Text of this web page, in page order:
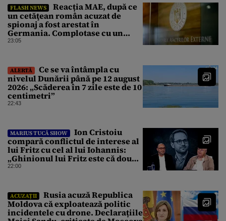
FLASH NEWS
Reacția MAE, după ce
un cetăţean român acuzat de
spionaj a fost arestat în
Germania. Complotase cu un
ucrainean ca să asasineze un
23:05
ALERTĂ
Ce se va întâmpla cu
nivelul Dunării până pe 12 august
2026: „Scăderea în 7 zile este de 10
centimetri”
22:43
MARIUS TUCĂ SHOW
Ion Cristoiu
compară conflictul de interese al
lui Fritz cu cel al lui Iohannis:
„Ghinionul lui Fritz este că două
instanțe l-au declarat
22:00
ACUZAȚII
Rusia acuză Republica
Moldova că exploatează politic
incidentele cu drone. Declarațiile